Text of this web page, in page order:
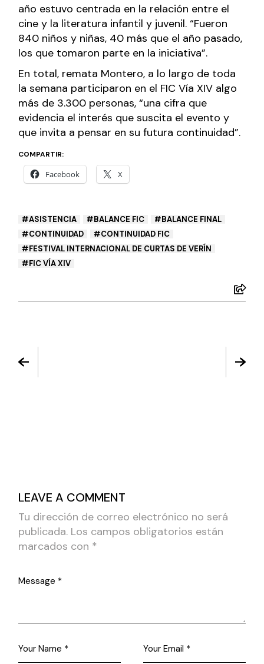
año estuvo centrada en la relación entre el
cine y la literatura infantil y juvenil. “Fueron
840 niños y niñas, 40 más que el año pasado,
los que tomaron parte en la iniciativa”.
En total, remata Montero, a lo largo de toda
la semana participaron en el FIC Vía XIV algo
más de 3.300 personas, “una cifra que
evidencia el interés que suscita el evento y
que invita a pensar en su futura continuidad”.
COMPARTIR:
Facebook X
ASISTENCIA BALANCE FIC
BALANCE FINAL
CONTINUIDAD
CONTINUIDAD FIC
FESTIVAL INTERNACIONAL DE CURTAS DE VERÍN
FIC VÍA XIV
LEAVE A COMMENT
Tu dirección de correo electrónico no será
publicada. Los campos obligatorios están
marcados con *